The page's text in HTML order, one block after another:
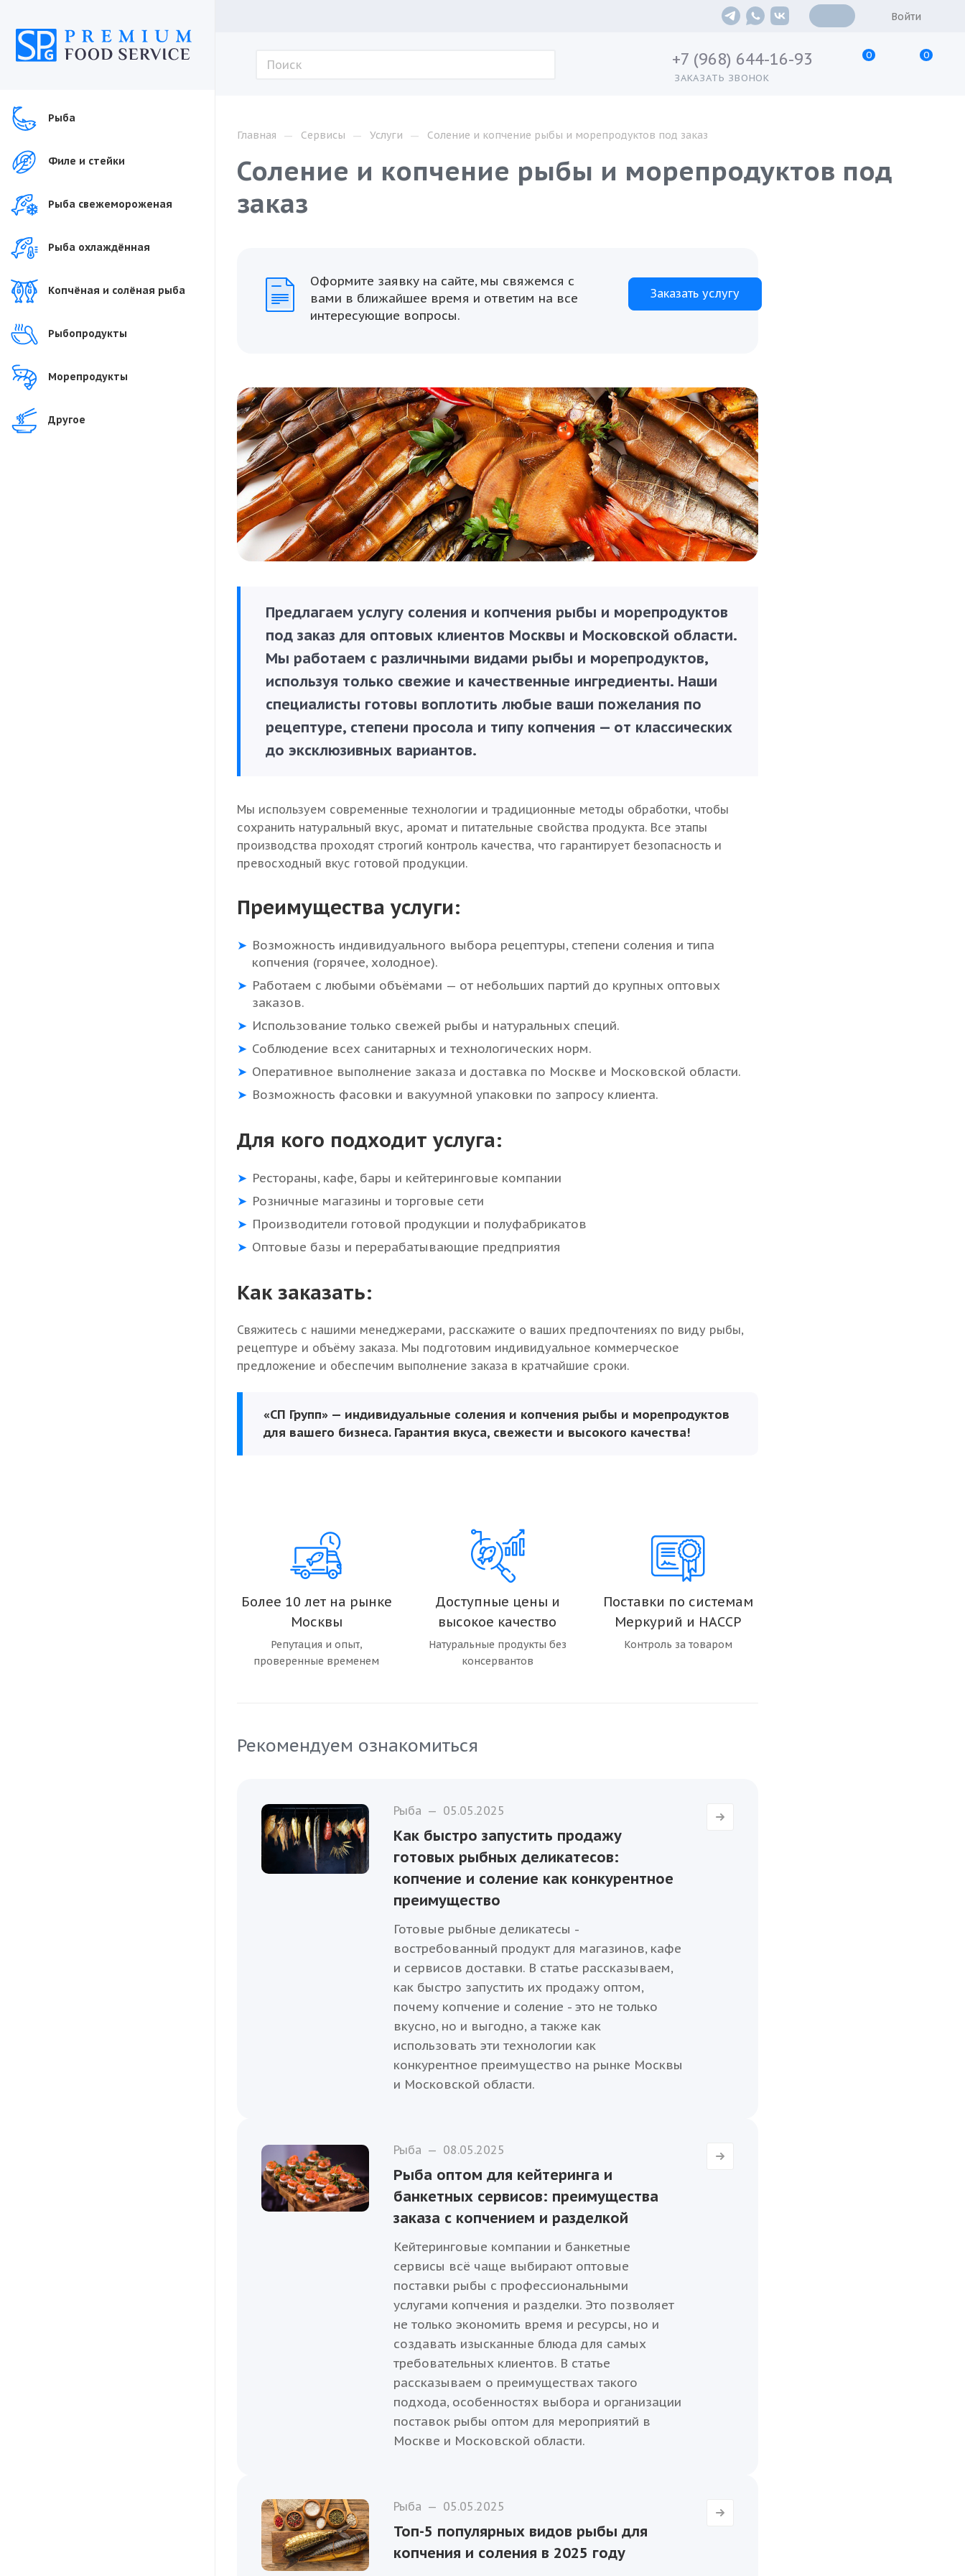
Войти
+7 (968) 644-16-93
ЗАКАЗАТЬ ЗВОНОК
0 0
Рыба
Филе и стейки
Рыба свежемороженая
Рыба охлаждённая
Копчёная и солёная рыба
Рыбопродукты
Морепродукты
Другое
Главная — Сервисы — Услуги — Соление и копчение рыбы и морепродуктов под заказ
Соление и копчение рыбы и морепродуктов под
заказ
Оформите заявку на сайте, мы свяжемся с
вами в ближайшее время и ответим на все
интересующие вопросы.
Заказать услугу
Предлагаем услугу соления и копчения рыбы и морепродуктов
под заказ для оптовых клиентов Москвы и Московской области.
Мы работаем с различными видами рыбы и морепродуктов,
используя только свежие и качественные ингредиенты. Наши
специалисты готовы воплотить любые ваши пожелания по
рецептуре, степени просола и типу копчения — от классических
до эксклюзивных вариантов.
Мы используем современные технологии и традиционные методы обработки, чтобы
сохранить натуральный вкус, аромат и питательные свойства продукта. Все этапы
производства проходят строгий контроль качества, что гарантирует безопасность и
превосходный вкус готовой продукции.
Преимущества услуги:
Возможность индивидуального выбора рецептуры, степени соления и типа
копчения (горячее, холодное).
Работаем с любыми объёмами — от небольших партий до крупных оптовых
заказов.
Использование только свежей рыбы и натуральных специй.
Соблюдение всех санитарных и технологических норм.
Оперативное выполнение заказа и доставка по Москве и Московской области.
Возможность фасовки и вакуумной упаковки по запросу клиента.
Для кого подходит услуга:
Рестораны, кафе, бары и кейтеринговые компании
Розничные магазины и торговые сети
Производители готовой продукции и полуфабрикатов
Оптовые базы и перерабатывающие предприятия
Как заказать:
Свяжитесь с нашими менеджерами, расскажите о ваших предпочтениях по виду рыбы,
рецептуре и объёму заказа. Мы подготовим индивидуальное коммерческое
предложение и обеспечим выполнение заказа в кратчайшие сроки.
«СП Групп» — индивидуальные соления и копчения рыбы и морепродуктов
для вашего бизнеса. Гарантия вкуса, свежести и высокого качества!
Более 10 лет на рынке
Москвы
Репутация и опыт,
проверенные временем
Доступные цены и
высокое качество
Натуральные продукты без
консервантов
Поставки по системам
Меркурий и HACCP
Контроль за товаром
Рекомендуем ознакомиться
Рыба — 05.05.2025
Как быстро запустить продажу
готовых рыбных деликатесов:
копчение и соление как конкурентное
преимущество
Готовые рыбные деликатесы -
востребованный продукт для магазинов, кафе
и сервисов доставки. В статье рассказываем,
как быстро запустить их продажу оптом,
почему копчение и соление - это не только
вкусно, но и выгодно, а также как
использовать эти технологии как
конкурентное преимущество на рынке Москвы
и Московской области.
Рыба — 08.05.2025
Рыба оптом для кейтеринга и
банкетных сервисов: преимущества
заказа с копчением и разделкой
Кейтеринговые компании и банкетные
сервисы всё чаще выбирают оптовые
поставки рыбы с профессиональными
услугами копчения и разделки. Это позволяет
не только экономить время и ресурсы, но и
создавать изысканные блюда для самых
требовательных клиентов. В статье
рассказываем о преимуществах такого
подхода, особенностях выбора и организации
поставок рыбы оптом для мероприятий в
Москве и Московской области.
Рыба — 05.05.2025
Топ-5 популярных видов рыбы для
копчения и соления в 2025 году